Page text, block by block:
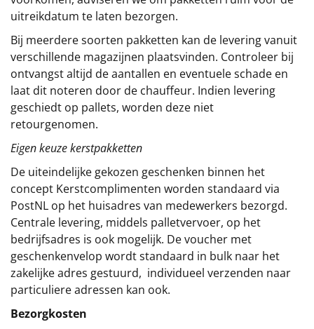
uitreikdatum te laten bezorgen.
Bij meerdere soorten pakketten kan de levering vanuit
verschillende magazijnen plaatsvinden. Controleer bij
ontvangst altijd de aantallen en eventuele schade en
laat dit noteren door de chauffeur. Indien levering
geschiedt op pallets, worden deze niet
retourgenomen.
Eigen keuze kerstpakketten
De uiteindelijke gekozen geschenken binnen het
concept Kerstcomplimenten worden standaard via
PostNL op het huisadres van medewerkers bezorgd.
Centrale levering, middels palletvervoer, op het
bedrijfsadres is ook mogelijk. De voucher met
geschenkenvelop wordt standaard in bulk naar het
zakelijke adres gestuurd, individueel verzenden naar
particuliere adressen kan ook.
Bezorgkosten